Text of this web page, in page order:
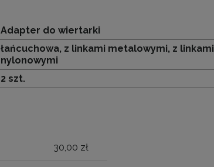
Adapter do wiertarki
łańcuchowa, z linkami metalowymi, z linkami
nylonowymi
2 szt.
30,00 zł